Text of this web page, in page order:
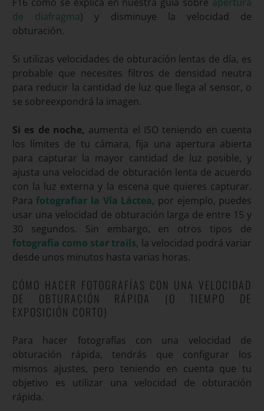
de diafragma) y disminuye la velocidad de
obturación.
Si utilizas velocidades de obturación lentas de día, es
probable que necesites filtros de densidad neutra
para reducir la cantidad de luz que llega al sensor, o
se sobreexpondrá la imagen.
Si es de noche, aumenta el ISO teniendo en cuenta
los límites de tu cámara, fija una apertura abierta
para capturar la mayor cantidad de luz posible, y
ajusta una velocidad de obturación lenta de acuerdo
con la luz externa y la escena que quieres capturar.
Parafotografiar la Vía Láctea, por ejemplo, puedes
usar una velocidad de obturación larga de entre 15 y
30 segundos. Sin embargo, en otros tipos de
fotografía como star trails, la velocidad podrá variar
desde unos minutos hasta varias horas.
CÓMO HACER FOTOGRAFÍAS CON UNA VELOCIDAD
DE OBTURACIÓN RÁPIDA (O TIEMPO DE
EXPOSICIÓN CORTO)
Para hacer fotografías con una velocidad de
obturación rápida, tendrás que configurar los
mismos ajustes, pero teniendo en cuenta que tu
objetivo es utilizar una velocidad de obturación
rápida.